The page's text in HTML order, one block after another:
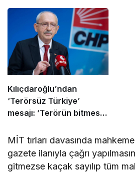
Kamu Yararı”
Kılıçdaroğlu’ndan
‘Terörsüz Türkiye’
mesajı: ‘Terörün bitmesi
çizgimizdir’
MİT tırları davasında
gazete ilanıyla çağrı
gitmezse kaçak sayılıp tüm